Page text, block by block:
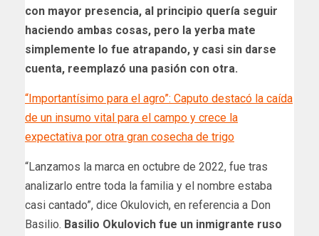
con mayor presencia, al principio quería seguir
haciendo ambas cosas, pero la yerba mate
simplemente lo fue atrapando, y casi sin darse
cuenta, reemplazó una pasión con otra.
“Importantísimo para el agro”: Caputo destacó la caída
de un insumo vital para el campo y crece la
expectativa por otra gran cosecha de trigo
“Lanzamos la marca en octubre de 2022, fue tras
analizarlo entre toda la familia y el nombre estaba
casi cantado”, dice Okulovich, en referencia a Don
Basilio. Basilio Okulovich fue un inmigrante ruso